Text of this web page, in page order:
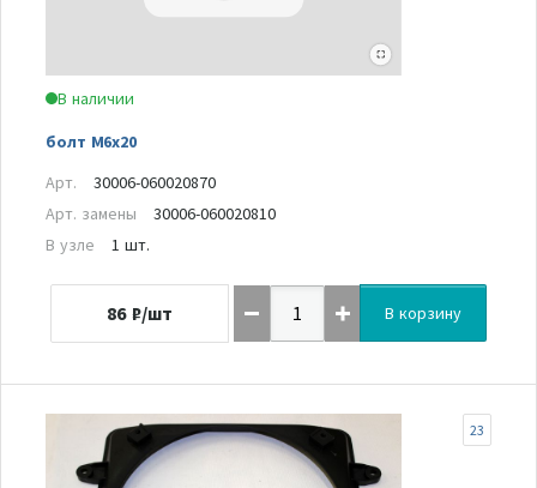
В наличии
болт M6x20
Арт.
30006-060020870
Арт. замены
30006-060020810
В узле
1 шт.
86 ₽/шт В корзину
23